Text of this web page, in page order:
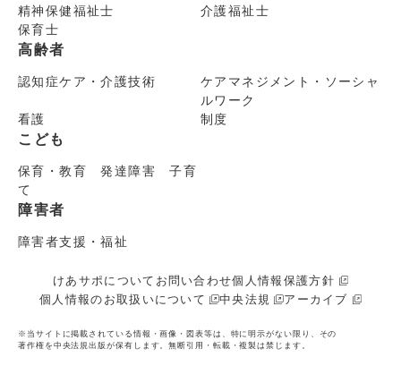
精神保健福祉士
介護福祉士
保育士
高齢者
認知症ケア・介護技術
ケアマネジメント・ソーシャ
ルワーク
看護
制度
こども
保育・教育 発達障害 子育
て
障害者
障害者支援・福祉
けあサポについて お問い合わせ個人情報保護方針
個人情報のお取扱いについて
中央法規 アーカイブ
※当サイトに掲載されている情報・画像・図表等は、特に明示がない限り、その
著作権を中央法規出版が保有します。無断引用・転載・複製は禁じます。